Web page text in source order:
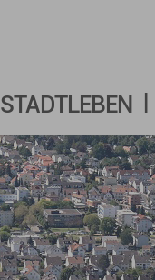
STADTLEBEN